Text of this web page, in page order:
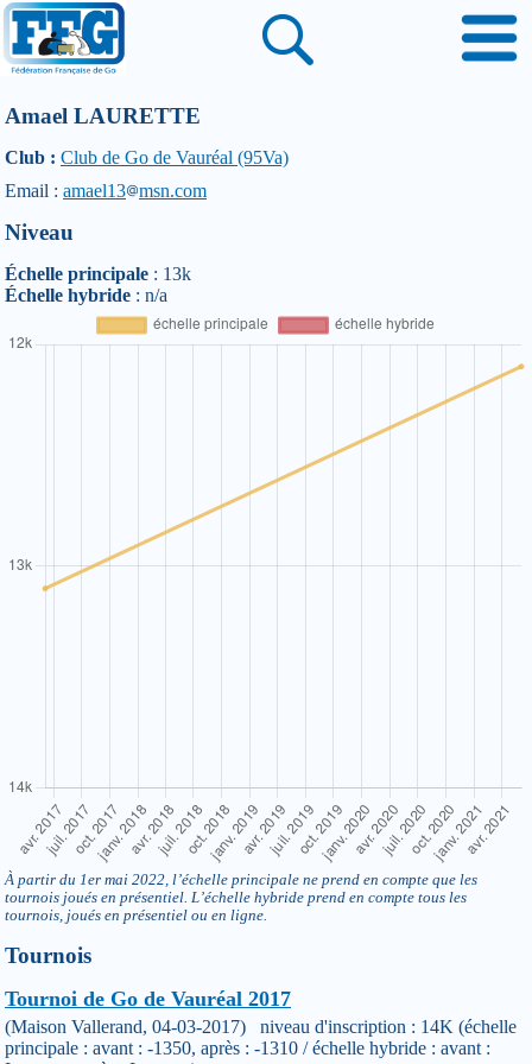
Amael LAURETTE
Club : Club de Go de Vauréal (95Va)
Email : amael13 msn.com
Niveau
Échelle principale : 13k
Échelle hybride : n/a
À partir du 1er mai 2022, l’échelle principale ne prend en compte que les
tournois joués en présentiel. L’échelle hybride prend en compte tous les
tournois, joués en présentiel ou en ligne.
Tournois
Tournoi de Go de Vauréal 2017
(Maison Vallerand, 04-03-2017) niveau d'inscription : 14K (échelle
principale : avant : -1350, après : -1310 / échelle hybride : avant :